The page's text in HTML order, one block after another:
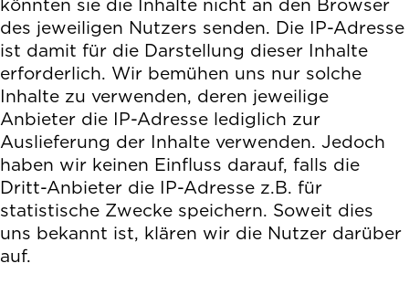
könnten sie die Inhalte nicht an den Browser
des jeweiligen Nutzers senden. Die IP-Adresse
ist damit für die Darstellung dieser Inhalte
erforderlich. Wir bemühen uns nur solche
Inhalte zu verwenden, deren jeweilige
Anbieter die IP-Adresse lediglich zur
Auslieferung der Inhalte verwenden. Jedoch
haben wir keinen Einfluss darauf, falls die
Dritt-Anbieter die IP-Adresse z.B. für
statistische Zwecke speichern. Soweit dies
uns bekannt ist, klären wir die Nutzer darüber
auf.